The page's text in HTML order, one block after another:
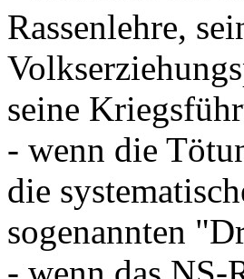
Rassenlehre,
seine
- wenn die
die
sogenannten